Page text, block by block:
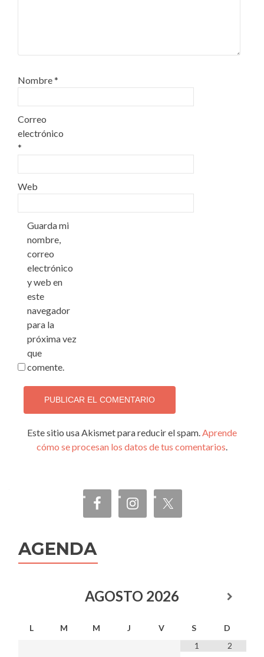
Nombre*
Correo
electrónico
*
Web
Guarda mi
nombre,
correo
electrónico
y web en
este
navegador
para la
próxima vez
que
comente.
Este sitio usa Akismet para reducir el spam.Aprende
cómo se procesan los datos de tus comentarios.
AGENDA
AGOSTO 2026
L M M J V S
D
1
2